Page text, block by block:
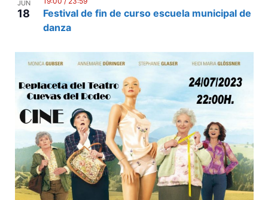
JUN
18
Festival de fin de curso escuela municipal de
danza